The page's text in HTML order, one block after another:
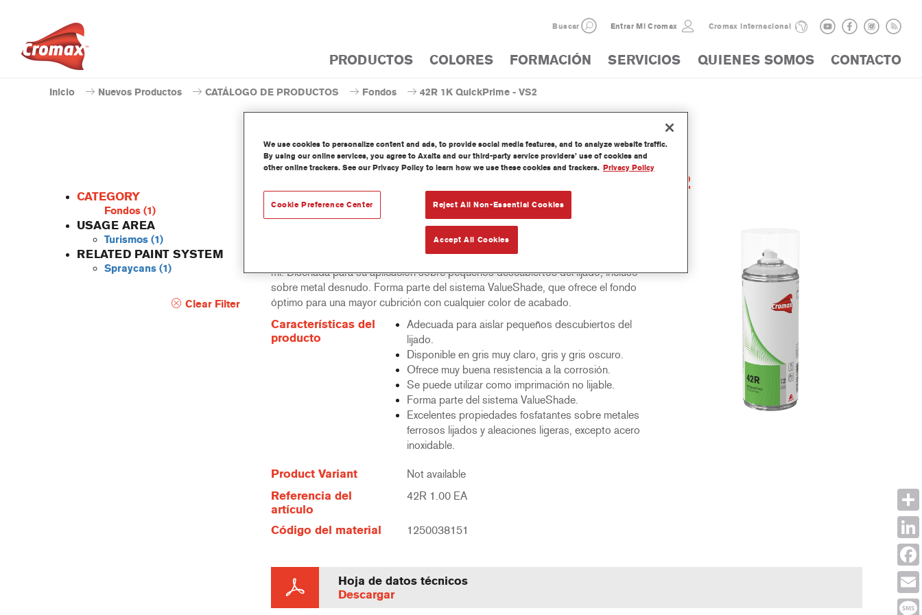
Buscar Entrar Mi Cromax Cromax internacional
PRODUCTOS COLORES FORMACIÓN SERVICIOS QUIENES SOMOS CONTACTO
Inicio Nuevos Productos CATÁLOGO DE PRODUCTOS Fondos 42R 1K QuickPrime - VS2
CATEGORY
Fondos (1)
USAGE AREA
Turismos (1)
RELATED PAINT SYSTEM
Spraycans (1)
Clear Filter
42R 1K QuickPrime - VS2
1K QuickPrime Off White 42R / Medium Grey 44R / Dark Grey 46R es una
imprimación fosfatante universal, que se suministra en envases de aerosol de 400
ml. Diseñada para su aplicación sobre pequeños descubiertos del lijado, incluso
sobre metal desnudo. Forma parte del sistema ValueShade, que ofrece el fondo
óptimo para una mayor cubrición con cualquier color de acabado.
Características del
producto
Adecuada para aislar pequeños descubiertos del
lijado.
Disponible en gris muy claro, gris y gris oscuro.
Ofrece muy buena resistencia a la corrosión.
Se puede utilizar como imprimación no lijable.
Forma parte del sistema ValueShade.
Excelentes propiedades fosfatantes sobre metales
ferrosos lijados y aleaciones ligeras, excepto acero
inoxidable.
Product Variant Not available
Referencia del
artículo
42R 1.00 EA
Código del material 1250038151
Hoja de datos técnicos
Descargar
We use cookies to personalize content and ads, to provide social media features, and to analyze website traffic.
By using our online services, you agree to Axalta and our third-party service providers’ use of cookies and
other online trackers. See our Privacy Policy to learn how we use these cookies and trackers. Privacy Policy
Reject All Non-Essential Cookies
Accept All Cookies
Cookie Preference Center